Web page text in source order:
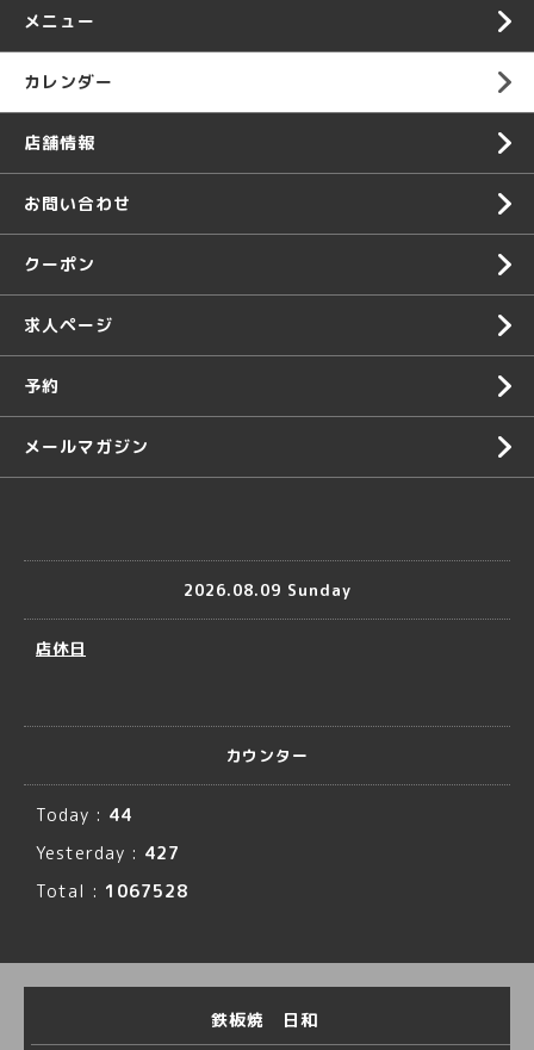
メニュー
カレンダー
店舗情報
お問い合わせ
クーポン
求人ページ
予約
メールマガジン
2026.08.09 Sunday
店休日
カウンター
Today : 44
Yesterday : 427
Total : 1067528
鉄板焼 日和